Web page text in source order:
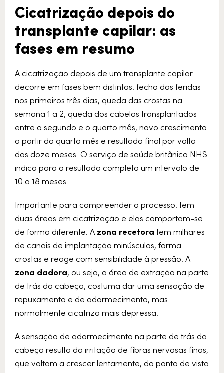
Cicatrização depois do
transplante capilar: as
fases em resumo
A cicatrização depois de um transplante capilar
decorre em fases bem distintas: fecho das feridas
nos primeiros três dias, queda das crostas na
semana 1 a 2, queda dos cabelos transplantados
entre o segundo e o quarto mês, novo crescimento
a partir do quarto mês e resultado final por volta
dos doze meses. O serviço de saúde britânico NHS
indica para o resultado completo um intervalo de
10 a 18 meses.
Importante para compreender o processo: tem
duas áreas em cicatrização e elas comportam-se
de forma diferente. A zona recetora tem milhares
de canais de implantação minúsculos, forma
crostas e reage com sensibilidade à pressão. A
zona dadora, ou seja, a área de extração na parte
de trás da cabeça, costuma dar uma sensação de
repuxamento e de adormecimento, mas
normalmente cicatriza mais depressa.
A sensação de adormecimento na parte de trás da
cabeça resulta da irritação de fibras nervosas finas,
que voltam a crescer lentamente, do ponto de vista